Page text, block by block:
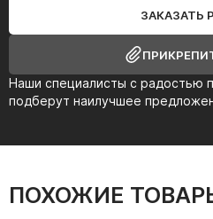
Наши специалисты с радостью
подберут наилучшее
ЗАКАЗАТЬ
ПОХОЖИЕ